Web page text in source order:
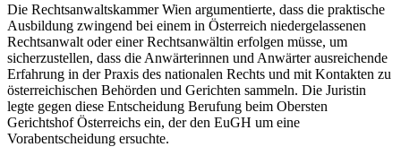
Die Rechtsanwaltskammer Wien argumentierte, dass die praktische
Ausbildung zwingend bei einem in Österreich niedergelassenen
Rechtsanwalt oder einer Rechtsanwältin erfolgen müsse, um
sicherzustellen, dass die Anwärterinnen und Anwärter ausreichende
Erfahrung in der Praxis des nationalen Rechts und mit Kontakten zu
österreichischen Behörden und Gerichten sammeln. Die Juristin
legte gegen diese Entscheidung Berufung beim Obersten
Gerichtshof Österreichs ein, der den EuGH um eine
Vorabentscheidung ersuchte.